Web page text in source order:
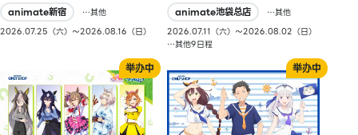
animate新宿
…其他
2026.07.25（六）〜2026.08.16（日）
animate池袋总店
…其他
2026.07.11（六）〜2026.08.02（日）
…其他9日程